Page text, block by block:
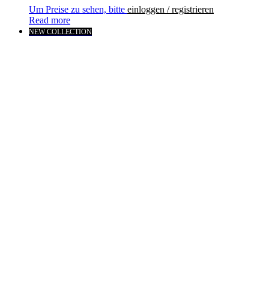
Um Preise zu sehen, bitte einloggen / registrieren
Read more
NEW COLLECTION